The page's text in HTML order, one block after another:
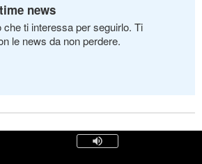
news
che ti interessa per seguirlo. Ti
le news da non perdere.